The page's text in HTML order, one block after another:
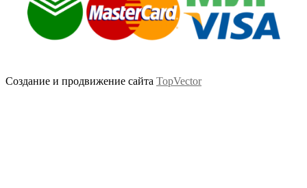
Создание и продвижение сайта TopVector